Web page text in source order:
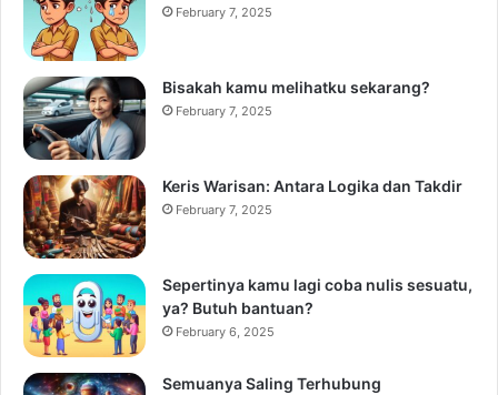
February 7, 2025
Bisakah kamu melihatku sekarang?
February 7, 2025
Keris Warisan: Antara Logika dan Takdir
February 7, 2025
Sepertinya kamu lagi coba nulis sesuatu,
ya? Butuh bantuan?
February 6, 2025
Semuanya Saling Terhubung